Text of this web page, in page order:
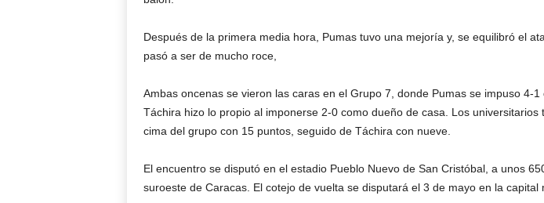
Después de la primera media hora, Pumas tuvo una mejoría y, se equilibró el
pasó a ser de mucho roce,
Ambas oncenas se vieron las caras en el Grupo 7, donde Pumas se impuso 4-1
Táchira hizo lo propio al imponerse 2-0 como dueño de casa. Los universitarios
cima del grupo con 15 puntos, seguido de Táchira con nueve.
El encuentro se disputó en el estadio Pueblo Nuevo de San Cristóbal, a unos
suroeste de Caracas. El cotejo de vuelta se disputará el 3 de mayo en la capital